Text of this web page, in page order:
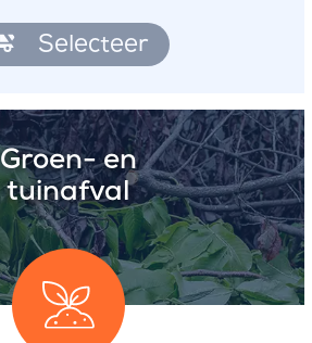
Selecteer
Groen- en
tuinafval